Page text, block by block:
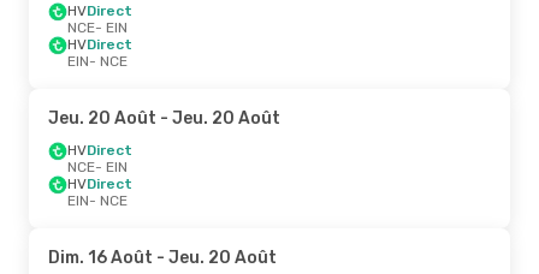
HVDirect
NCE- EIN
HVDirect
EIN- NCE
Jeu. 20 Août - Jeu. 20 Août
HVDirect
NCE- EIN
HVDirect
EIN- NCE
Dim. 16 Août - Jeu. 20 Août